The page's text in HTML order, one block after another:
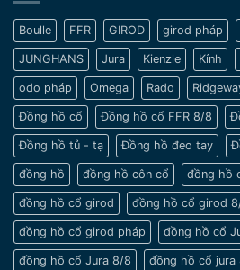
tế
và
sang
trọng
chọn
đồng
hồ
cho
nam
cổ
tay
nhỏ
Boulle FFR GIROD girod pháp
JUNGHANS Jura Kienzle Kính
odo pháp Omega Rado
Đồng hồ cổ Đồng hồ cổ FFR 8/8
Đồng hồ tủ - tạ Đồng hồ đeo tay
đồng hồ đồng hồ côn cổ đồng hồ
đồng hồ cổ girod đồng hồ cổ girod
đồng hồ cổ girod pháp đồng hồ cổ
đồng hồ cổ Jura 8/8 đồng hồ cổ jura